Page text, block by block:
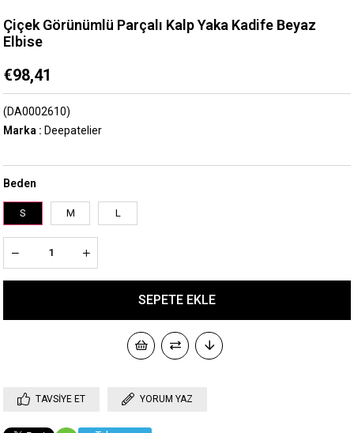
Çiçek Görünümlü Parçalı Kalp Yaka Kadife Beyaz
Elbise
€98,41
(DA0002610)
Marka : Deepatelier
Beden
S M L
TAVSIYE ET YORUM YAZ